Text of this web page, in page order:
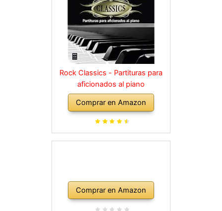
Rock Classics - Partituras para
aficionados al piano
Comprar en Amazon
Comprar en Amazon